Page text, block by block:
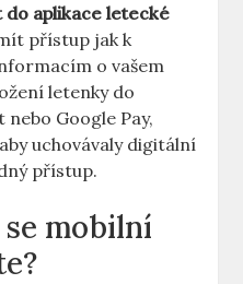
do aplikace letecké
přístup jak k
o vašem
letenky do
Google Pay,
uchovávaly digitální
přístup.
mobilní